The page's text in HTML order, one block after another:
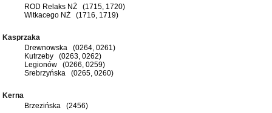
ROD Relaks NŻ (1715, 1720)
Witkacego NŻ (1716, 1719)
Kasprzaka
Drewnowska (0264, 0261)
Kutrzeby (0263, 0262)
Legionów (0266, 0259)
Srebrzyńska (0265, 0260)
Kerna
Brzezińska (2456)